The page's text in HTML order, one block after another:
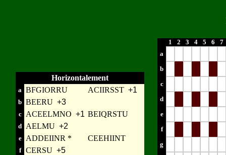
Horizontalement
a BFGIORRU ACIIRSST +1
b BEERU +3
c ACEELMNO +1 BEIQRSTU
d AELMU +2
e ADDEIINR * CEEHIINT
f CERSU +5
1 2 3 4 5 6
7
a
b
c
d
e
f
g